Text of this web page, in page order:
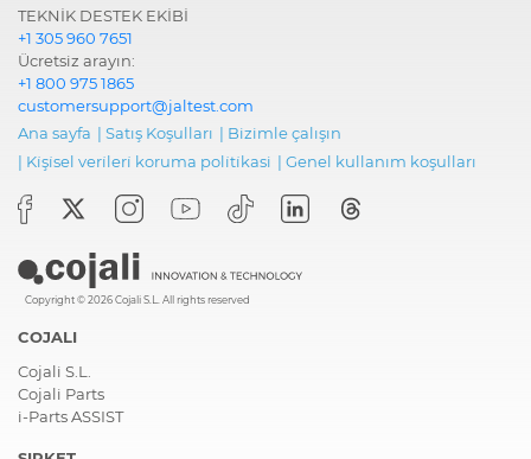
TEKNİK DESTEK EKİBİ
+1 305 960 7651
Ücretsiz arayın:
+1 800 975 1865
customersupport@jaltest.com
Ana sayfa | Satış Koşulları | Bizimle çalışın
| Ki̇şi̇sel veri̇leri̇ koruma poli̇ti̇kasi | Genel kullanım koşulları
Copyright © 2026 Cojali S.L. All rights reserved
COJALI
Cojali S.L.
Cojali Parts
i-Parts ASSIST